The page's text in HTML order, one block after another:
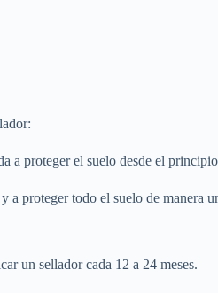
a proteger el suelo desde el
a proteger todo el suelo de manera
un sellador cada 12 a 24 meses.